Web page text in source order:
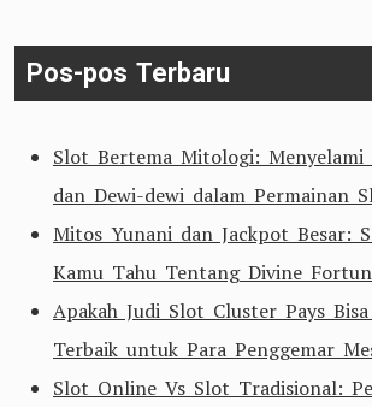
Pos-pos Terbaru
Slot Bertema Mitologi: Menyelami
dan Dewi-dewi dalam Permainan
Mitos Yunani dan Jackpot Besar:
Kamu Tahu Tentang Divine
Apakah Judi Slot Cluster Pays
Terbaik untuk Para Penggemar
Slot Online Vs Slot Tradisional: